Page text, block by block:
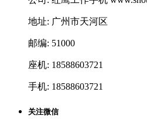
地址: 广州市天河区
邮编: 51000
座机: 18588603721
手机: 18588603721
关注微信